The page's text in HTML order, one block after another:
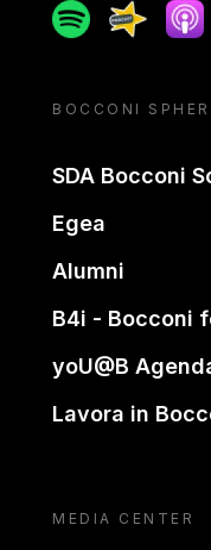
SpotifySpreaker
BOCCONI
SDA Bocconi
Egea
Alumni
B4i - Bocconi
yoU@B
Lavora in
MEDIA CENTER